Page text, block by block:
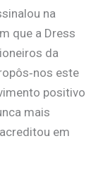
na
que a Dress
da
este
positivo
mais
em